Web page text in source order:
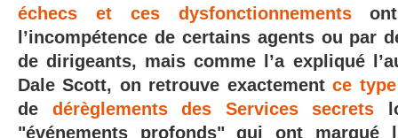
échecs et ces dysfonctionnementsont
l’incompétence de certains agents ou par
de dirigeants, mais comme l’a expliqué
Dale Scott, on retrouve exactementce
de dérèglements des Services secrets
"événements profonds" qui ont marqué